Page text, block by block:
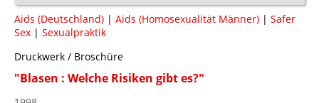
Aids (Deutschland) | Aids (Homosexualität Männer) | Safer
Sex | Sexualpraktik
Druckwerk / Broschüre
"Blasen : Welche Risiken gibt es?"